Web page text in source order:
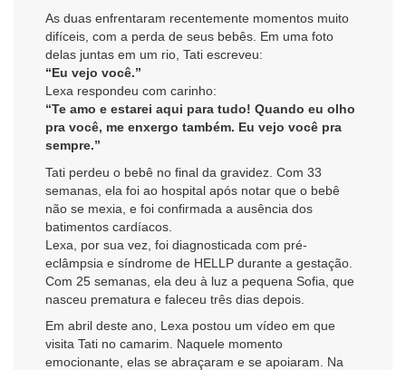
As duas enfrentaram recentemente momentos muito
difíceis, com a perda de seus bebês. Em uma foto
delas juntas em um rio, Tati escreveu:
“Eu vejo você.”
Lexa respondeu com carinho:
“Te amo e estarei aqui para tudo! Quando eu olho
pra você, me enxergo também. Eu vejo você pra
sempre.”
Tati perdeu o bebê no final da gravidez. Com 33
semanas, ela foi ao hospital após notar que o bebê
não se mexia, e foi confirmada a ausência dos
batimentos cardíacos.
Lexa, por sua vez, foi diagnosticada com pré-
eclâmpsia e síndrome de HELLP durante a gestação.
Com 25 semanas, ela deu à luz a pequena Sofia, que
nasceu prematura e faleceu três dias depois.
Em abril deste ano, Lexa postou um vídeo em que
visita Tati no camarim. Naquele momento
emocionante, elas se abraçaram e se apoiaram. Na